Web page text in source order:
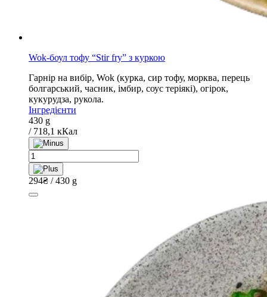
Wok-боул тофу “Stir fry” з куркою
Гарнір на вибір, Wok (курка, сир тофу, морква, перець
болгарський, часник, імбир, соус теріякі), огірок,
кукурудза, рукола.
Інгредієнти
430 g
/ 718,1 кКал
Wok-
боул
тофу
“Stir
fry”
294₴ / 430 g